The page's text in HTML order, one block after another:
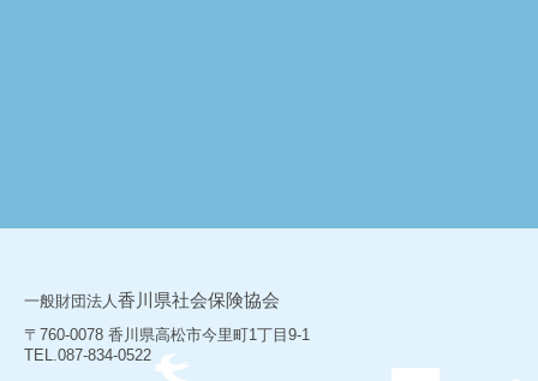
一般財団法人香川県社会保険協会
〒760-0078 香川県高松市今里町1丁目9-1
TEL.087-834-0522